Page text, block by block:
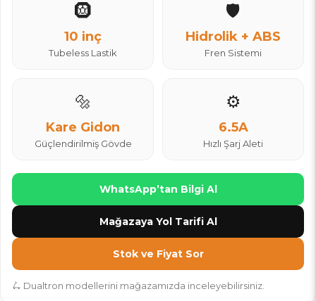
🛞
10 inç
Tubeless Lastik
🛡️
Hidrolik + ABS
Fren Sistemi
🔩
Kare Gidon
Güçlendirilmiş Gövde
⚙️
6.5A
Hızlı Şarj Aleti
WhatsApp’tan Bilgi Al
Mağazaya Yol Tarifi Al
Stok ve Fiyat Sor
🛴 Dualtron modellerini mağazamızda inceleyebilirsiniz.